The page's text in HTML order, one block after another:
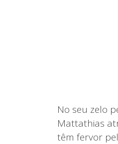
No seu zelo
Mattathias
têm fervor